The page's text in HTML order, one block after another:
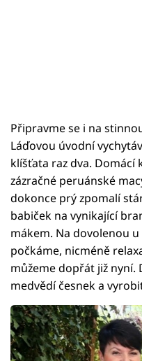
Připravme se i na
Láďovou úvodní
klíšťata raz dva. Domácí
zázračné peruánské
dokonce prý zpomalí
babiček na vynikající
mákem. Na dovolenou
počkáme, nicméně
můžeme dopřát již nyní.
medvědí česnek a